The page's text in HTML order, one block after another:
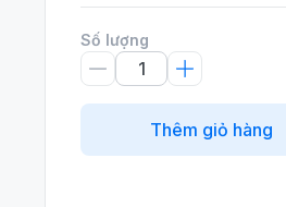
Số lượng
Thêm giỏ hàng